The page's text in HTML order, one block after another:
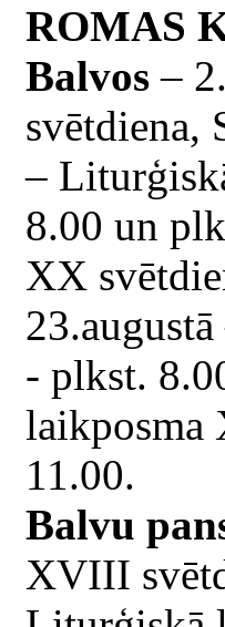
ROMAS
Balvos –
svētdiena,
–
8.00 un
XX
- plkst.
laikposma
11.00.
Balvu
XVIII